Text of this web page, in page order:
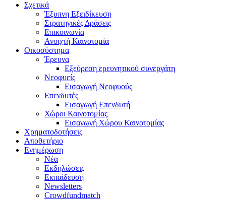
Σχετικά
Έξυπνη Εξειδίκευση
Στρατηγικές Δράσεις
Επικοινωνία
Ανοιχτή Καινοτομία
Οικοσύστημα
Έρευνα
Εξεύρεση ερευνητικού συνεργάτη
Νεοφυείς
Εισαγωγή Νεοφυούς
Επενδυτές
Εισαγωγή Επενδυτή
Χώροι Καινοτομίας
Εισαγωγή Χώρου Καινοτομίας
Χρηματοδοτήσεις
Αποθετήριο
Ενημέρωση
Νέα
Εκδηλώσεις
Εκπαίδευση
Newsletters
Crowdfundmatch